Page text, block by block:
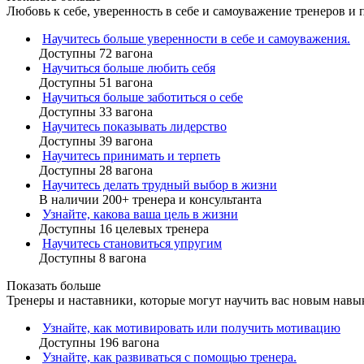
Любовь к себе, уверенность в себе и самоуважение тренеров и
Научитесь больше уверенности в себе и самоуважения.
Доступны 72 вагона
Научиться больше любить себя
Доступны 51 вагона
Научиться больше заботиться о себе
Доступны 33 вагона
Научитесь показывать лидерство
Доступны 39 вагона
Научитесь принимать и терпеть
Доступны 28 вагона
Научитесь делать трудный выбор в жизни
В наличии 200+ тренера и консультанта
Узнайте, какова ваша цель в жизни
Доступны 16 целевых тренера
Научитесь становиться упругим
Доступны 8 вагона
Показать больше
Тренеры и наставники, которые могут научить вас новым
Узнайте, как мотивировать или получить мотивацию
Доступны 196 вагона
Узнайте, как развиваться с помощью тренера.